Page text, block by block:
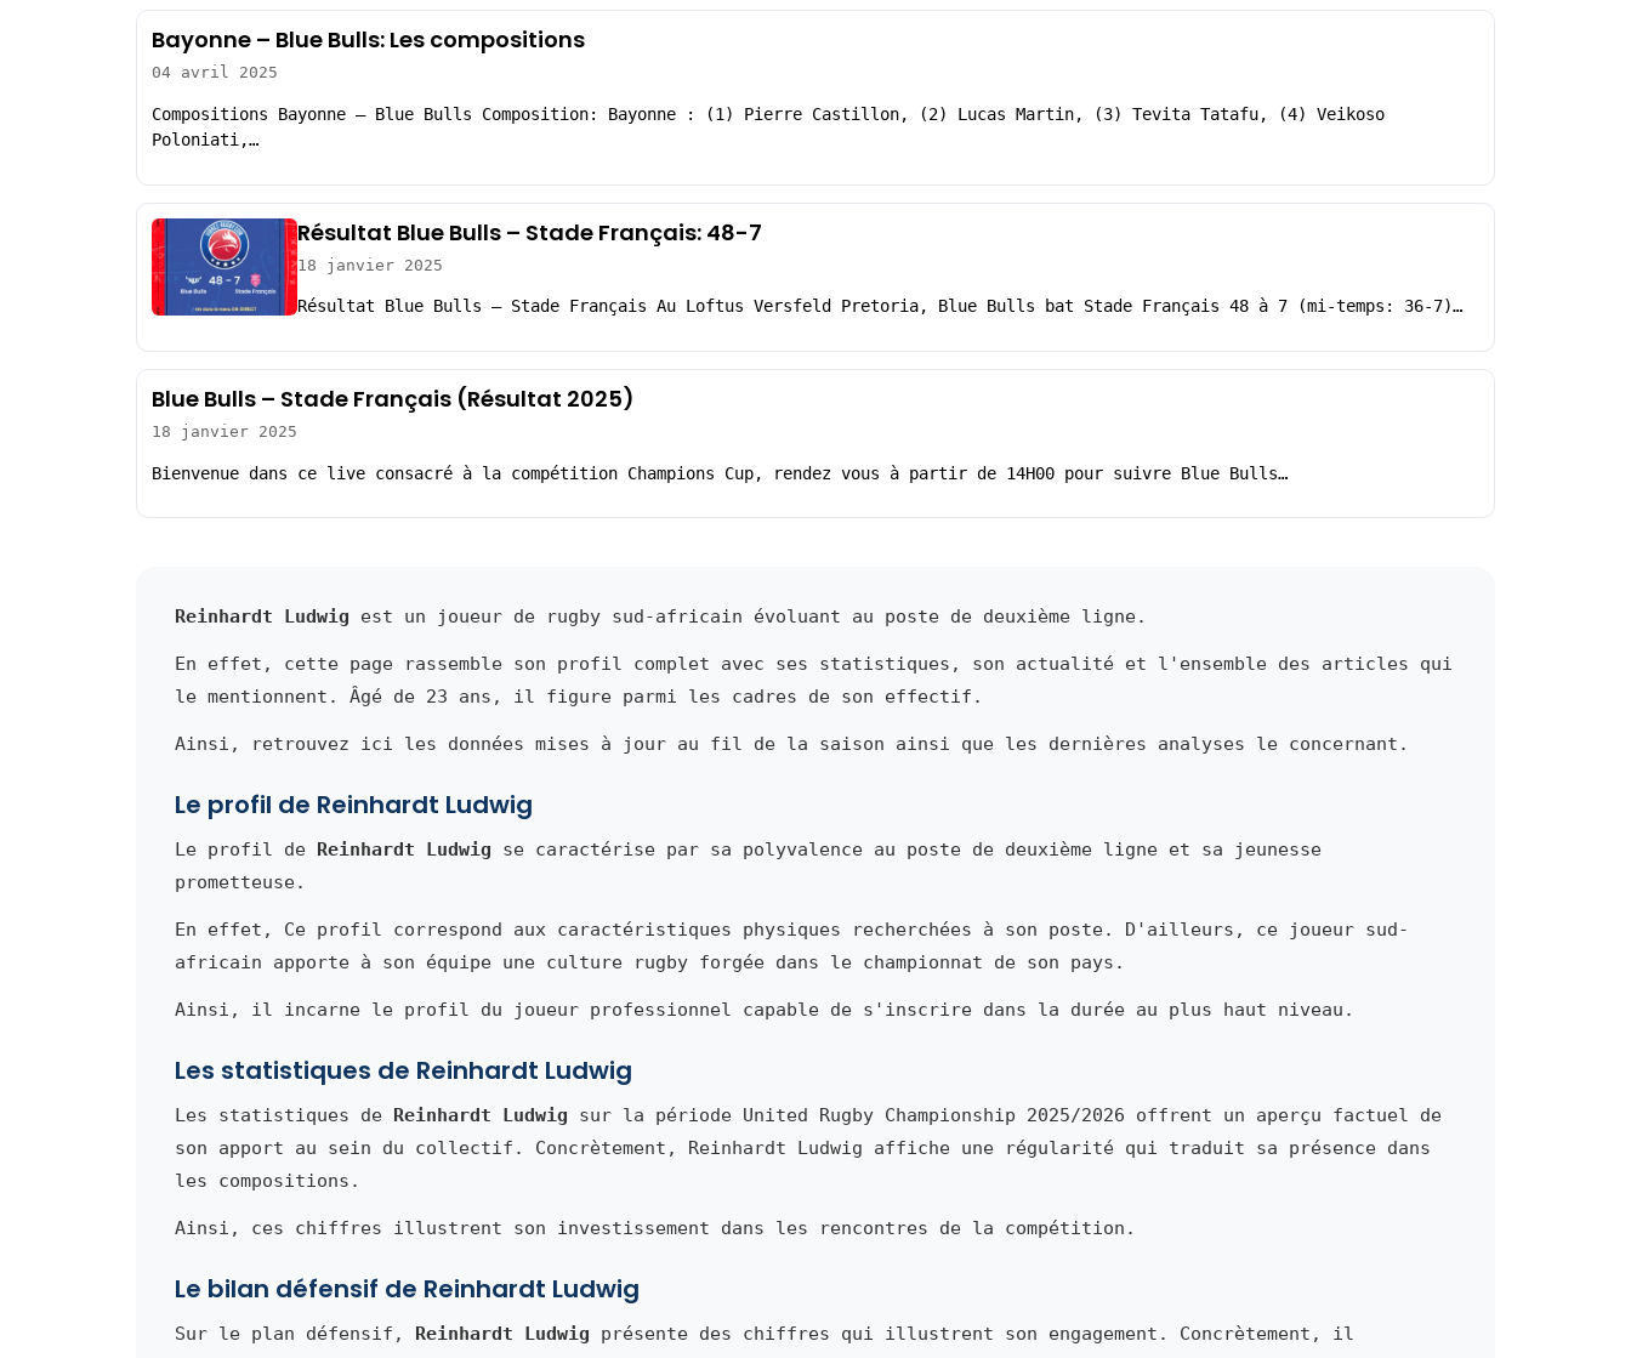
Bayonne – Blue Bulls: Les compositions
04 avril 2025
Compositions Bayonne – Blue Bulls Composition: Bayonne : (1) Pierre Castillon, (2) Lucas Martin, (3) Tevita Tatafu, (4) Veikoso
Poloniati,…
Résultat Blue Bulls – Stade Français: 48-7
18 janvier 2025
Résultat Blue Bulls – Stade Français Au Loftus Versfeld Pretoria, Blue Bulls bat Stade Français 48 à 7 (mi-temps: 36-7)…
Blue Bulls – Stade Français (Résultat 2025)
18 janvier 2025
Bienvenue dans ce live consacré à la compétition Champions Cup, rendez vous à partir de 14H00 pour suivre Blue Bulls…
Reinhardt Ludwig est un joueur de rugby sud-africain évoluant au poste de deuxième ligne.
En effet, cette page rassemble son profil complet avec ses statistiques, son actualité et l'ensemble des articles qui
le mentionnent. Âgé de 23 ans, il figure parmi les cadres de son effectif.
Ainsi, retrouvez ici les données mises à jour au fil de la saison ainsi que les dernières analyses le concernant.
Le profil de Reinhardt Ludwig
Le profil de Reinhardt Ludwig se caractérise par sa polyvalence au poste de deuxième ligne et sa jeunesse
prometteuse.
En effet, Ce profil correspond aux caractéristiques physiques recherchées à son poste. D'ailleurs, ce joueur sud-
africain apporte à son équipe une culture rugby forgée dans le championnat de son pays.
Ainsi, il incarne le profil du joueur professionnel capable de s'inscrire dans la durée au plus haut niveau.
Les statistiques de Reinhardt Ludwig
Les statistiques de Reinhardt Ludwig sur la période United Rugby Championship 2025/2026 offrent un aperçu factuel de
son apport au sein du collectif. Concrètement, Reinhardt Ludwig affiche une régularité qui traduit sa présence dans
les compositions.
Ainsi, ces chiffres illustrent son investissement dans les rencontres de la compétition.
Le bilan défensif de Reinhardt Ludwig
Sur le plan défensif, Reinhardt Ludwig présente des chiffres qui illustrent son engagement. Concrètement, il